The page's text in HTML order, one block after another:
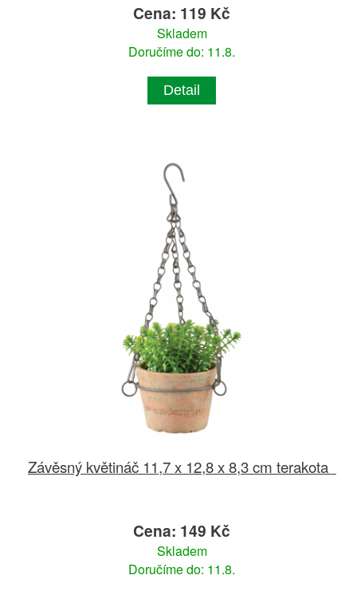
Cena: 119 Kč
Skladem
Doručíme do: 11.8.
Detail
Závěsný květináč 11,7 x 12,8 x 8,3 cm terakota
Cena: 149 Kč
Skladem
Doručíme do: 11.8.